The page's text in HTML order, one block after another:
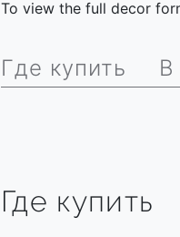
To view the full decor
Где купить В
Где купить